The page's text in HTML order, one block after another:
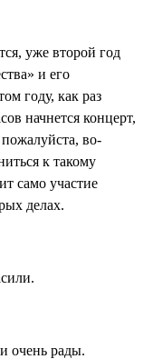
уже второй год
и его
году, как раз
начнется концерт,
во-
к такому
само участие
делах.
очень рады.